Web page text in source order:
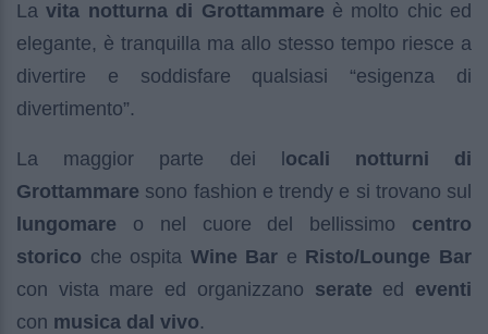
Lavita notturna di Grottammare è molto chic ed
elegante, è tranquilla ma allo stesso tempo riesce a
divertire e soddisfare qualsiasi “esigenza di
divertimento”.
La maggior parte dei locali notturni di
Grottammare sono fashion e trendy e si trovano sul
lungomare o nel cuore del bellissimo centro
storico che ospita Wine Bar e Risto/Lounge Bar
con vista mare ed organizzano serate ed eventi
con musica dal vivo.